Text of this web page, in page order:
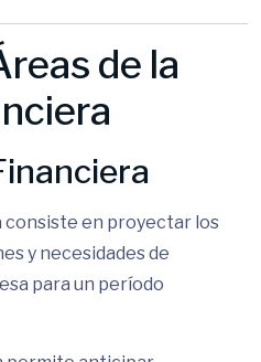
de la
en proyectar los
y necesidades de
para un período